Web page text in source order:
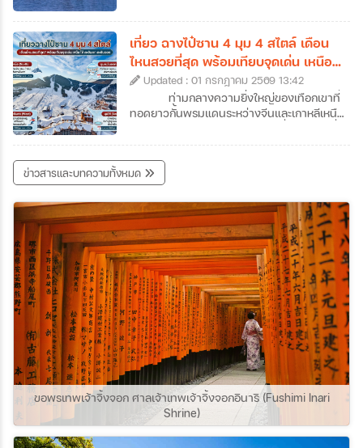
แต่ถ้าหากได้ลองได้หยุดพักเที่ยวจูไห่และออกไป
สัมผัสแลนด์มาร์คสำคัญ ๆ ของเมืองดูสักครั้ง
รับรองได้ว่าจะตกหลุมรักความละเมียดละไมของ
เมืองนี้กันอย่างถอนตัวไม่ขึ้นค่ะ ซึ่งเราก็ได้
รวบรวมข้อมูลเที่ยวจูไห่ที่น่าสนใจ พร้อมเปิดลิ
สต์ 7 พิกัดห้ามพลาดที่เมืองชายทะเลสุดโรแมน
ติกแห่งนี้มาฝากกันค่ะ
ทั้งเกาะกลายเป็นสีขาวโพลนดั่งปะการังหิมะ
ส่องประกายระยิบระยับราวผลึกแก้ว กลายเป็น
ทิวทัศน์สุดอัศจรรย์ที่งดงามราวกับหลุดออกมา
จากภาพวาดพู่กันจีนซ่อนตัวอยู่ สถานที่แห่งนี้
คือเกาะวูซง (Wusong) เกาะเล็ก ๆ ซึ่งตั้งอยู่ใน
แม่น้ำซงฮวา (Songhua) ใกล้กับเมืองจี๋หลิน
(Jilin City) ในประเทศจีนค่ะ หากคุณเป็นคนที่
เดินทางที่เต็มไปด้วยเสน่ห์ของวัฒนธรรมท้อง
ถิ่น การวางแผนมาเที่ยวเกาะวูซงเพื่อสัมผัส
ปรากฏการณ์อันน่าอัศจรรย์นี้ด้วยตาตัวเองสัก
ครั้ง คือรางวัลชีวิตที่คุ้มค่าเกินบรรยายอย่าง
แน่นอนค่ะ ว่าแล้วก็อย่ารอช้าเพราะเราได้
รวบรวม ข้อมูลเที่ยวเกาะวูซง ที่ได้ชื่อว่าเป็น
หนึ่งในสี่สิ่งมหัศจรรย์ทางธรรมชาติที่ห้ามพลาด
ของจีนมาให้แล้วค่ะ
เที่ยว ฉางไป๋ซาน 4 มุม 4 สไตล์ เดือน
ไหนสวยที่สุด พร้อมเทียบจุดเด่น เหนือ
ใต้ ตะวันตก ตะวันออก
Updated : 01 กรกฎาคม 2569 13:42
ท่ามกลางความยิ่งใหญ่ของเทือกเขาที่
ทอดยาวกั้นพรมแดนระหว่างจีนและเกาหลีเหนือ
ทัวร์จีนจี๋หลินที่สามารถเดินทางไปสัมผัสความ
มหัศจรรย์ของธรรมชาติได้ตลอดทั้งปี สถานที่
แห่งนี้ไม่ได้มีเพียงแค่ภูเขาหิมะที่ขาวโพลนในฤดู
หนาว แต่ยังซ่อนเร้นความงามของทะเลสาบ
สีน้ำเงินเข้มบนปากปล่องภูเขาไฟที่สูงที่สุดในจีน
รวมถึงผืนป่าดึกดำบรรพ์ที่เปลี่ยนสีสันไปตาม
ฤดูกาลอย่างน่าอัศจรรย์ แน่นอนว่าวันนี้เราจะ
พาทุกท่านมาทัวร์ฉางไป๋ซานแบบครบทุกซอก
ทุกมุม พร้อมข้อมูลเที่ยวฉางไป๋ซานแบบละเอียด
ไม่ว่าจะเป็นความงามทั้ง 4 ด้านของฉางไป๋ซาน
สถานที่เที่ยวฉางไป๋ซานและกิจกรรมต่าง ๆ เพื่อ
ช่วยให้สามารถวางแผนทริปทัวร์ฉางไป๋ซานได้
อย่างสมบูรณ์แบบที่สุดค่ะ เตรียมตัวให้พร้อม
แล้วมาร่วมเดินทางไปกับเราที่ภูเขาศักดิ์สิทธิ์
แห่งนี้กันค่ะ
ข่าวสารและบทความทั้งหมด
ขอพรเทพเจ้าจิ้งจอก ศาลเจ้าเทพเจ้าจิ้งจอกอินาริ (Fushimi Inari
Shrine)